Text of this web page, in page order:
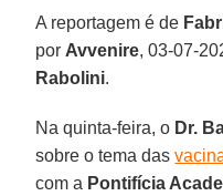
A reportagem é de
por Avvenire, 03-07-
Rabolini.
Na quinta-feira, o Dr.
sobre o tema das
com a Pontifícia